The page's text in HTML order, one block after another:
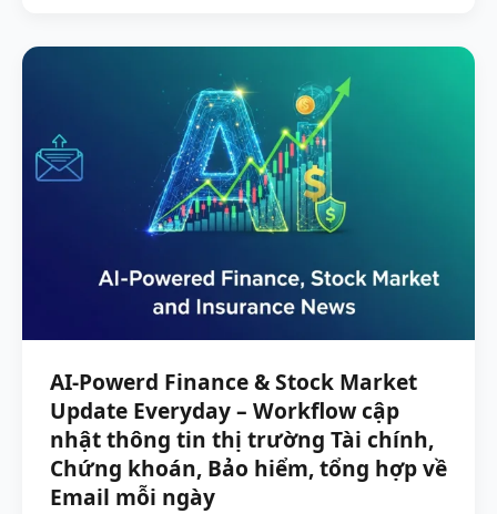
AI-Powerd Finance & Stock Market
Update Everyday – Workflow cập
nhật thông tin thị trường Tài chính,
Chứng khoán, Bảo hiểm, tổng hợp về
Email mỗi ngày